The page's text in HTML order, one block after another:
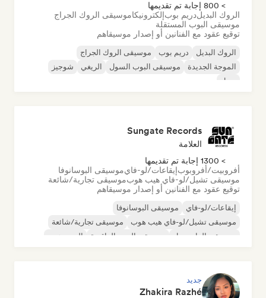
> 800 إجابة تم تقديمها
الروك البديلدريم بوبإلكترونيكاموسيقى الروك الجراج
موسيقى البوب المستقلة
توقيع عقود مع الفنانين أو إصدار موسيقاهم
الروك البديل دريم بوب
موسيقى الروك الجراج
الموجة الجديدة
موسيقى البوب السول الريغي
شوجيز
سول
Sungate Records
العلامة
> 1300 إجابة تم تقديمها
أفروبيت/أفروبوبإيقاعات/لو-فايموسيقى البوسانوفا
موسيقى تشيل/لو-فاي هيب هوبموسيقى تجارية/شائعة
توقيع عقود مع الفنانين أو إصدار موسيقاهم
إيقاعات/لو-فاي
موسيقى البوسانوفا
موسيقى تشيل/لو-فاي هيب هوب
موسيقى تجارية/شائعة
موسيقى الدانسهول
موسيقى البوب الراقصة
الهيب هوب
جديد
Zhakira Razhé